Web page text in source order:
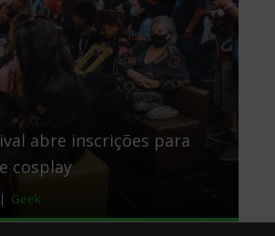
abre inscrições para
cosplay
Geek